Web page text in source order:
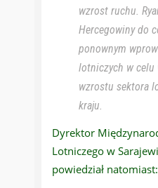
wzrost ruchu.
Hercegowiny do
ponownym
lotniczych w celu
wzrostu sektora
kraju.
Dyrektor
Lotniczego w
powiedział natomiast: